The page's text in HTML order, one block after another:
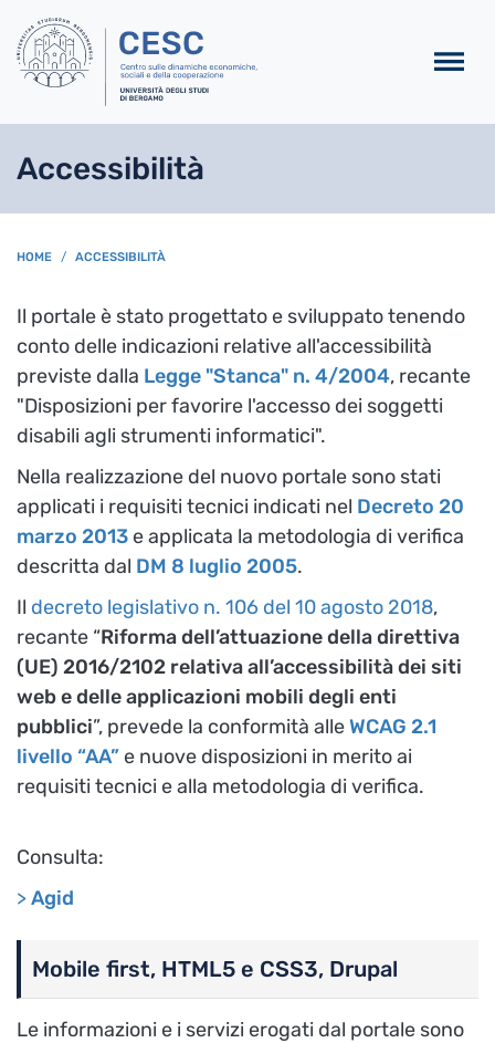
Accessibilità
BREADCRUMB
HOME ACCESSIBILITÀ
Il portale è stato progettato e sviluppato tenendo
conto delle indicazioni relative all'accessibilità
previste dalla Legge "Stanca" n. 4/2004, recante
"Disposizioni per favorire l'accesso dei soggetti
disabili agli strumenti informatici".
Nella realizzazione del nuovo portale sono stati
applicati i requisiti tecnici indicati nel Decreto 20
marzo 2013 e applicata la metodologia di verifica
descritta dal DM 8 luglio 2005.
Il decreto legislativo n. 106 del 10 agosto 2018,
recante “Riforma dell’attuazione della direttiva
(UE) 2016/2102 relativa all’accessibilità dei siti
web e delle applicazioni mobili degli enti
pubblici”, prevede la conformità alleWCAG 2.1
livello “AA” e nuove disposizioni in merito ai
requisiti tecnici e alla metodologia di verifica.
Consulta:
>Agid
Mobile first, HTML5 e CSS3, Drupal
Le informazioni e i servizi erogati dal portale sono